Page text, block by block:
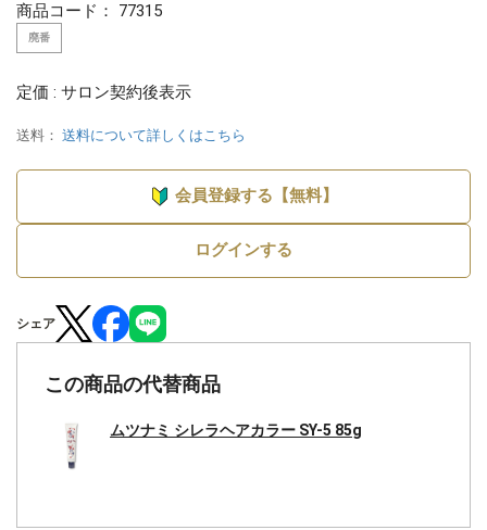
商品コード： 77315
廃番
定価 : サロン契約後表示
送料： 送料について詳しくはこちら
会員登録する【無料】
ログインする
シェア
この商品の代替商品
ムツナミ シレラヘアカラー SY-5 85g